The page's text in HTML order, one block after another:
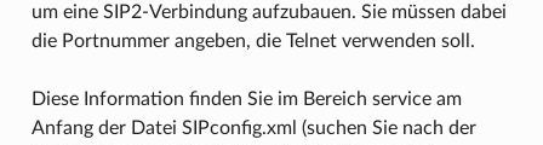
um eine SIP2-Verbindung aufzubauen. Sie müssen dabei
die Portnummer angeben, die Telnet verwenden soll.
Diese Information finden Sie im Bereich service am
Anfang der Datei SIPconfig.xml (suchen Sie nach der